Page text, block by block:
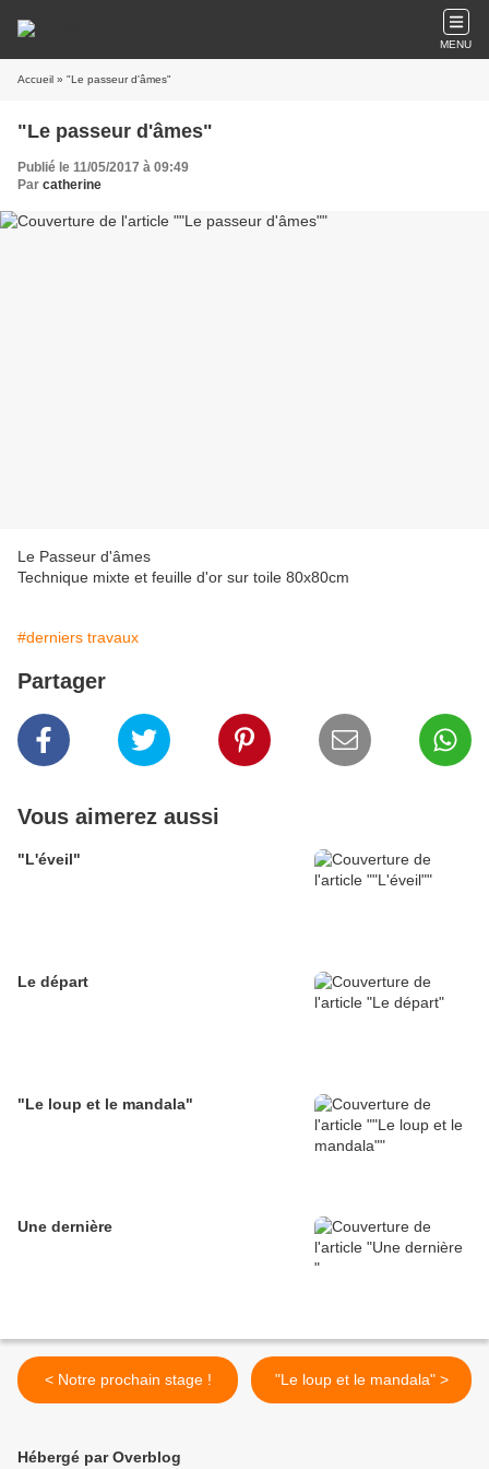
MENU
Accueil » "Le passeur d'âmes"
"Le passeur d'âmes"
Publié le 11/05/2017 à 09:49
Par catherine
Le Passeur d'âmes
Technique mixte et feuille d'or sur toile 80x80cm
#derniers travaux
Partager
Vous aimerez aussi
"L'éveil"
Le départ
"Le loup et le mandala"
Une dernière
< Notre prochain stage ! "Le loup et le mandala" >
Hébergé par Overblog